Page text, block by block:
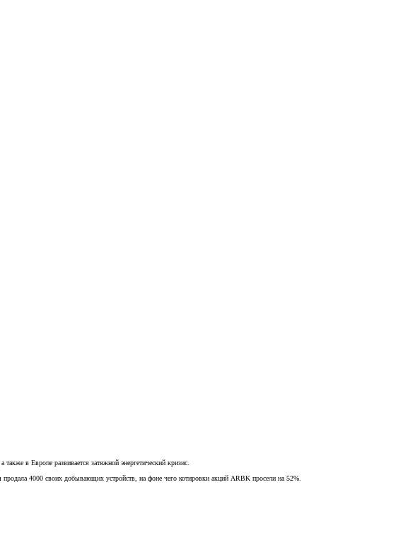
в Европе развивается затяжной энергетический кризис.
4000 своих добывающих устройств, на фоне чего котировки акций ARBK просели на 52%.